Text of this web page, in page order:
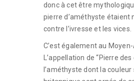
donc à cet être
pierre d’améthyste étaient
contre l’ivresse et les vices.
C’est également au
L’appellation de “Pierre
l’améthyste dont la couleur